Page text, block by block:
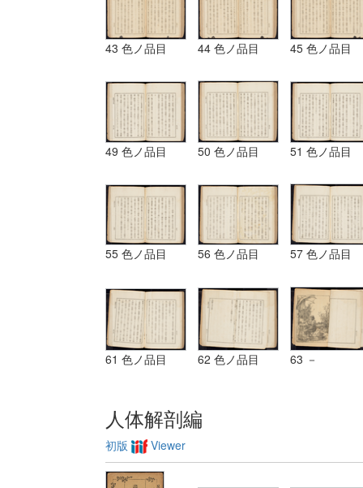
43 色ノ品目 44 色ノ品目 45 色ノ品目
49 色ノ品目 50 色ノ品目 51 色ノ品目
55 色ノ品目 56 色ノ品目 57 色ノ品目
61 色ノ品目 62 色ノ品目 63 －
人体解剖編
初版 Viewer